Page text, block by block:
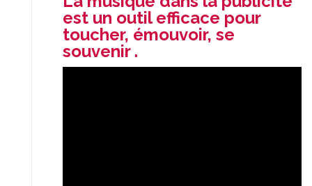
est un outil efficace pour
toucher, émouvoir, se
souvenir .